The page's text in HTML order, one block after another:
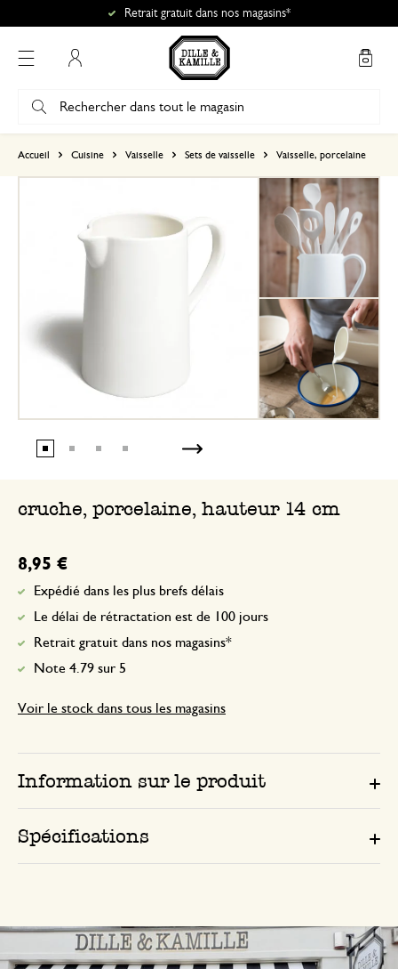
Retrait gratuit dans nos magasins*
Accueil Cuisine Vaisselle Sets de vaisselle Vaisselle, porcelaine
cruche, porcelaine, hauteur 14 cm
8,95 €
Expédié dans les plus brefs délais
Le délai de rétractation est de 100 jours
Retrait gratuit dans nos magasins*
Note 4.79 sur 5
Voir le stock dans tous les magasins
Information sur le produit
Spécifications